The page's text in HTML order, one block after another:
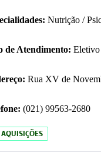
Nutrição /
de Atendimento: Eletivo
Rua XV de
(021) 99563-2680